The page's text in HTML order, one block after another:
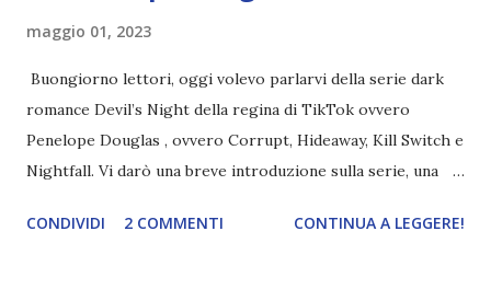
maggio 01, 2023
Buongiorno lettori, oggi volevo parlarvi della serie dark
romance Devil’s Night della regina di TikTok ovvero
Penelope Douglas , ovvero Corrupt, Hideaway, Kill Switch e
Nightfall. Vi darò una breve introduzione sulla serie, una
e anche un breve commento sui libri singoli. I libri sono in
CONDIVIDI 2 COMMENTI CONTINUA A LEGGERE!